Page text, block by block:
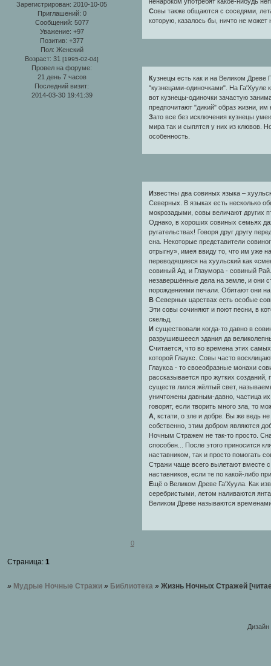
Зарегистрирован: 2010-10-05
Приглашений: 0
Сообщений: 5077
Уважение: +97
Позитив: +377
Пол: Женский
Возраст: 31[1995-02-04]
Провел на форуме:
21 день 7 часов
Последний визит:
2014-03-30 19:41:39
Совы также общаются с соседями,
которую, казалось бы, ничто не может
Кузнецы есть как и на Великом Древе
"кузнецами-одиночками". На Га'Хууле
вот кузнецы-одиночки зачастую
предпочитают "дикий" образ жизни,
Зато все без исключения кузнецы
мира так и сыпятся у них из клювов.
особенность.
Известны два совиных языка –
Северных. В языках есть несколько
мокрозадыми, совы величают других
Однако, в хороших совиных семьях
ругательствах! Говоря друг другу
сна. Некоторые представители
отрыгну», имея ввиду то, что им уже
переводящиеся на хуульский как
совиный Ад, и Глаумора - совиный
незавершённые дела на земле, и они
порождениями печали. Обитают они
ВСеверных царствах есть особые
Эти совы сочиняют и поют песни, в
скельд.
И существовали когда-то давно в
разрушившееся здания да
Считается, что во времена этих
которой Глаукс. Совы часто
Глаукса - то своеобразные монахи
рассказывается про жутких
существ лился жёлтый свет,
уничтожены давным-давно, частица
говорят, если творить много зла, то
А, кстати, о зле и добре. Вы же ведь
собственно, этим добром являются
Ночным Стражем не так-то просто.
способен... После этого приносится
наставником, так и просто помогать
Стражи чаще всего вылетают вместе
наставников, если те по какой-либо
Ещё о Великом Древе Га'Хуула. Как
серебристыми, летом наливаются
Великом Древе называются
0
Страница: 1
» Мудрые Ночные Стражи » Библиотека » Жизнь Ночных Стражей